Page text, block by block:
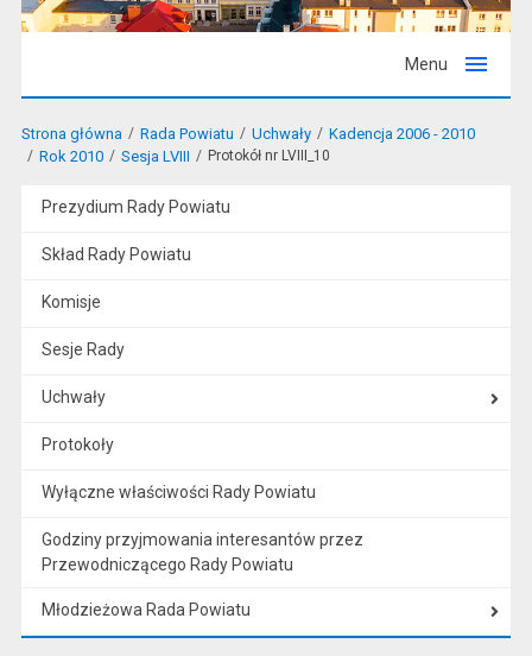
Menu
Strona główna Rada Powiatu Uchwały
Kadencja 2006 - 2010
Rok 2010
Sesja LVIII Protokół nr LVIII_10
Prezydium Rady Powiatu
Skład Rady Powiatu
Komisje
Sesje Rady
Uchwały
Protokoły
Wyłączne właściwości Rady Powiatu
Godziny przyjmowania interesantów przez
Przewodniczącego Rady Powiatu
Młodzieżowa Rada Powiatu